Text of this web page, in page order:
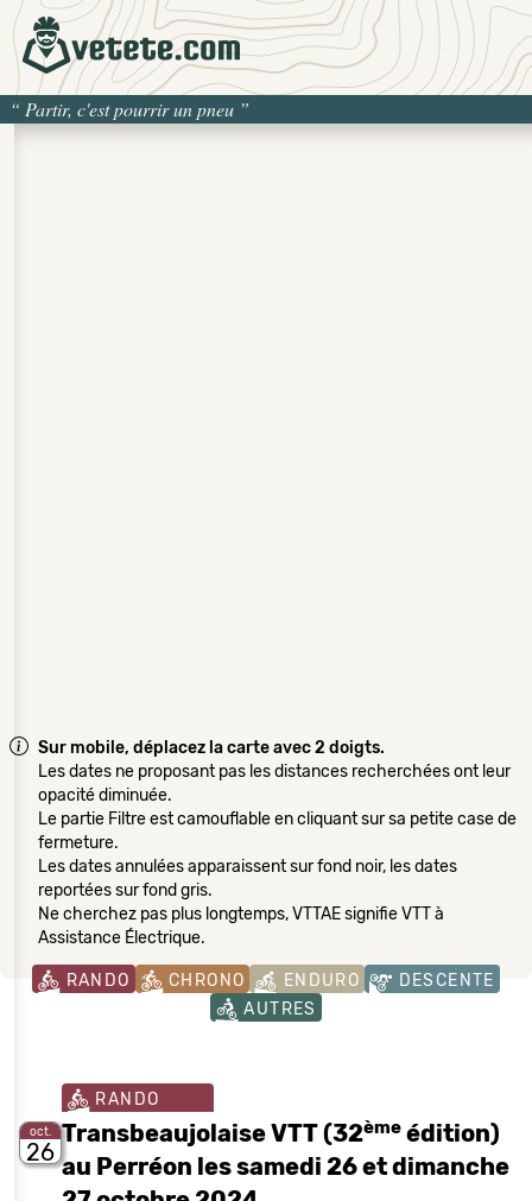
“ Partir, c'est pourrir un pneu ”
Sur mobile, déplacez la carte avec 2 doigts.
Les dates ne proposant pas les distances recherchées ont leur
opacité diminuée.
Le partie Filtre est camouflable en cliquant sur sa petite case de
fermeture.
Les dates annulées apparaissent sur fond noir, les dates
reportées sur fond gris.
Ne cherchez pas plus longtemps, VTTAE signifie VTT à
Assistance Électrique.
RANDO CHRONO ENDURO
DESCENTE
AUTRES
oct.
26
RANDO
Transbeaujolaise VTT (32ème édition)
au Perréon les samedi 26 et dimanche